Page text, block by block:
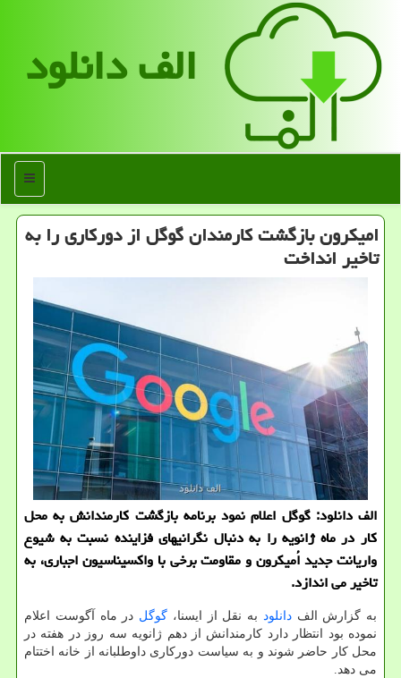
الف دانلود
منو
امیکرون بازگشت کارمندان گوگل از دورکاری را به
تاخیر انداخت
الف دانلود: گوگل اعلام نمود برنامه بازگشت کارمندانش به محل
کار در ماه ژانویه را به دنبال نگرانیهای فزاینده نسبت به شیوع
واریانت جدید اُمیکرون و مقاومت برخی با واکسیناسیون اجباری، به
تاخیر می اندازد.
به گزارش الفدانلود به نقل از ایسنا، گوگل در ماه آگوست اعلام
نموده بود انتظار دارد کارمندانش از دهم ژانویه سه روز در هفته در
محل کار حاضر شوند و به سیاست دورکاری داوطلبانه از خانه اختتام
می دهد.